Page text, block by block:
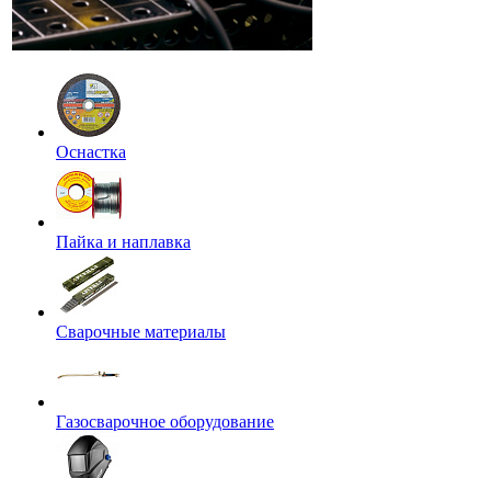
Оснастка
Пайка и наплавка
Сварочные материалы
Газосварочное оборудование